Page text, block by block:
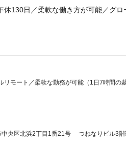
130日／柔軟な働き方が可能／グロ
モート／柔軟な勤務が可能（1日7時間の
中央区北浜2丁目1番21号 つねなりビル3